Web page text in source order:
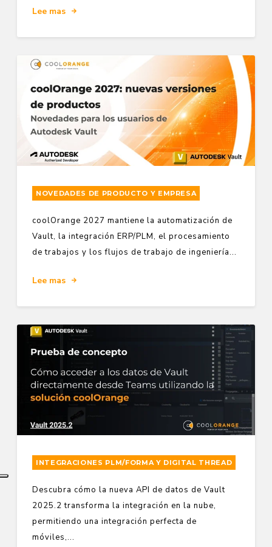
Lee mas
NOVEDADES DE PRODUCTO Y EMPRESA
coolOrange 2027 mantiene la automatización de
Vault, la integración ERP/PLM, el procesamiento
de trabajos y los flujos de trabajo de ingeniería...
Lee mas
INTEGRACIONES PLM/FORMA Y DIGITAL THREAD
Descubra cómo la nueva API de datos de Vault
2025.2 transforma la integración en la nube,
permitiendo una integración perfecta de
móviles,...